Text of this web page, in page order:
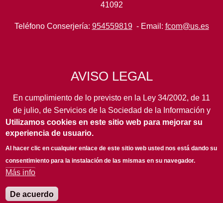
41092
Teléfono Conserjería: 954559819- Email: fcom@us.es
AVISO LEGAL
En cumplimiento de lo previsto en la Ley 34/2002, de 11
de julio, de Servicios de la Sociedad de la Información y
de Comercio Electrónico, así como en otras normas de
legal aplicación, se pone en conocimiento de los
usuarios de este portal de laUniversidad de Sevillalos
siguientes datos de información general...leer más
Utilizamos cookies en este sitio web para mejorar su
experiencia de usuario.
Al hacer clic en cualquier enlace de este sitio web usted nos está dando su
consentimiento para la instalación de las mismas en su navegador.
Más info
De acuerdo